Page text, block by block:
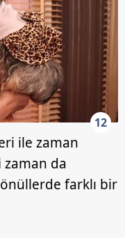
12
ile zaman
zaman da
farklı bir